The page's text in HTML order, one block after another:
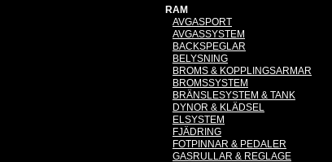
RAM
AVGASPORT
AVGASSYSTEM
BACKSPEGLAR
BELYSNING
BROMS & KOPPLINGSARMAR
BROMSSYSTEM
BRÄNSLESYSTEM & TANK
DYNOR & KLÄDSEL
ELSYSTEM
FJÄDRING
FOTPINNAR & PEDALER
GASRULLAR & REGLAGE